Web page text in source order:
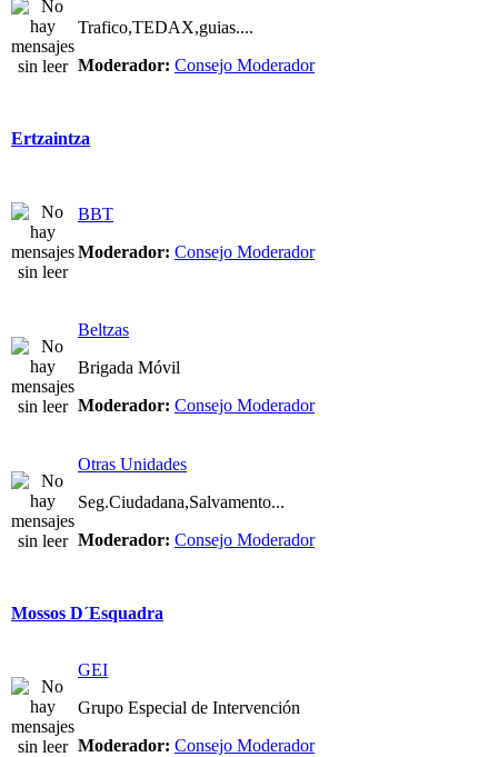
Trafico,TEDAX,guias....
Moderador: Consejo Moderador
Ertzaintza
BBT
Moderador: Consejo Moderador
Beltzas
Brigada Móvil
Moderador: Consejo Moderador
Otras Unidades
Seg.Ciudadana,Salvamento...
Moderador: Consejo Moderador
Mossos D´Esquadra
GEI
Grupo Especial de Intervención
Moderador: Consejo Moderador